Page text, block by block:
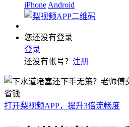
iPhone Android
您还没有登录
登录
还没有帐号？ 注册
打开梨视频APP，提升3倍流畅度